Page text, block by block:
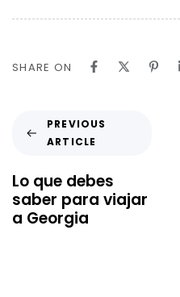
SHARE ON
PREVIOUS
ARTICLE
Lo que debes
saber para viajar
a Georgia